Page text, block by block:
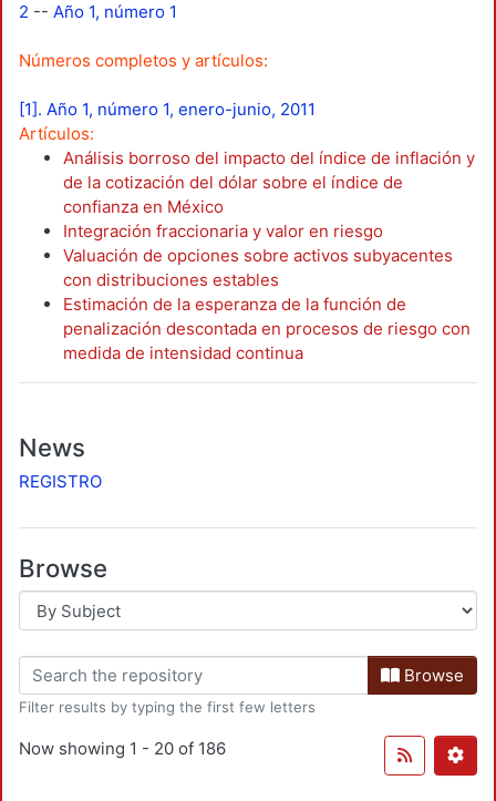
2 -- Año 1, número 1
Números completos y artículos:
[1]. Año 1, número 1, enero-junio, 2011
Artículos:
Análisis borroso del impacto del índice de inflación y
de la cotización del dólar sobre el índice de
confianza en México
Integración fraccionaria y valor en riesgo
Valuación de opciones sobre activos subyacentes
con distribuciones estables
Estimación de la esperanza de la función de
penalización descontada en procesos de riesgo con
medida de intensidad continua
News
REGISTRO
Browse
Browse
Filter results by typing the first few letters
Now showing 1 - 20 of 186